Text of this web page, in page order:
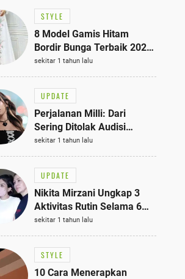
STYLE
8 Model Gamis Hitam
Bordir Bunga Terbaik 2025,
Stylish untuk Hangout
hingga Acara Semi-Formal
sekitar 1 tahun lalu
UPDATE
Perjalanan Milli: Dari
Sering Ditolak Audisi
hingga Menjadi Rapper Top
10 Thailand
sekitar 1 tahun lalu
UPDATE
Nikita Mirzani Ungkap 3
Aktivitas Rutin Selama 6
Bulan di Rutan Pondok
Bambu, Terungkap!
sekitar 1 tahun lalu
STYLE
10 Cara Menerapkan